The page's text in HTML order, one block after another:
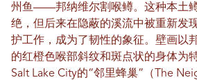
州鱼——邦纳维尔割喉鳟。这种本土
绝，但后来在隐蔽的溪流中被重新发
护工作，成为了韧性的象征。壁画以
的红橙色喉部斜纹和斑点状的身体为
Salt Lake City的“邻里蜂巢”（The